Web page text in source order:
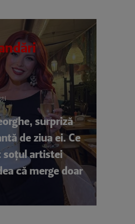
surpriză
de ziua ei. Ce
soțul artistei
că merge doar